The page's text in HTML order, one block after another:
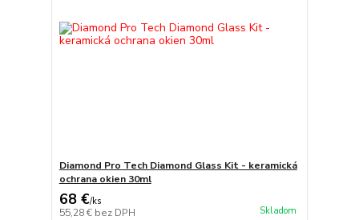
Diamond Pro Tech Diamond Glass Kit - keramická
ochrana okien 30ml
68 €/ks
55,28 € bez DPH Skladom